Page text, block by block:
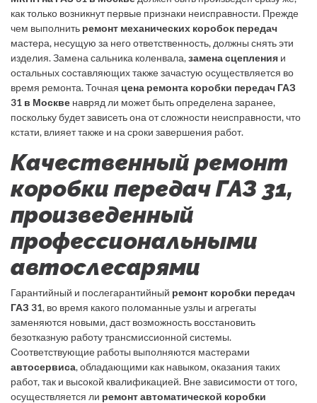
как только возникнут первые признаки неисправности. Прежде
чем выполнить ремонт механических коробок передач
мастера, несущую за него ответственность, должны снять эти
изделия. Замена сальника коленвала,замена сцепления и
остальных составляющих также зачастую осуществляется во
время ремонта. Точная цена ремонта коробки передач ГАЗ
31 в Москве навряд ли может быть определена заранее,
поскольку будет зависеть она от сложности неисправности, что
кстати, влияет также и на сроки завершения работ.
Качественный ремонт
коробки передач ГАЗ 31,
произведенный
профессиональными
автослесарями
Гарантийный и послегарантийный ремонт коробки передач
ГАЗ 31, во время какого поломанные узлы и агрегаты
заменяются новыми, даст возможность восстановить
безотказную работу трансмиссионной системы.
Соответствующие работы выполняются мастерами
автосервиса, обладающими как навыком, оказания таких
работ, так и высокой квалификацией. Вне зависимости от того,
осуществляется ли ремонт автоматической коробки